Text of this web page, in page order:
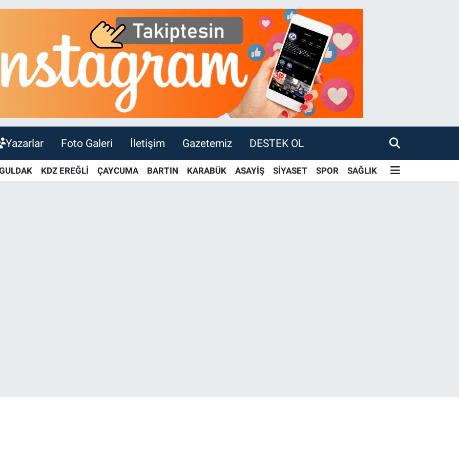
Yazarlar Foto Galeri İletişim Gazetemiz DESTEK OL
KDZ EREĞLİ ÇAYCUMA BARTIN KARABÜK ASAYİŞ SİYASET SPOR SAĞLIK